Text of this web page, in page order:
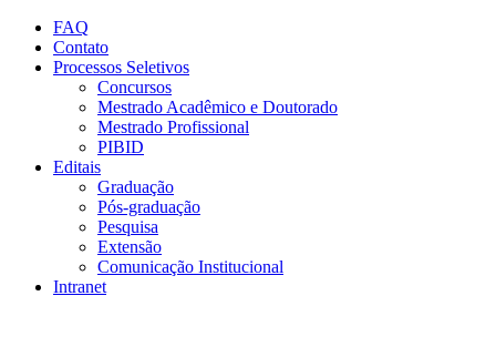
Conteúdo principal
FAQ
Contato
Processos Seletivos
Concursos
Mestrado Acadêmico e Doutorado
Mestrado Profissional
PIBID
Editais
Graduação
Pós-graduação
Pesquisa
Extensão
Comunicação Institucional
Intranet